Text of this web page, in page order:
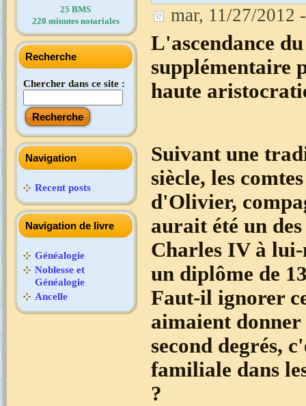
25 BMS
220 minutes notariales
Recherche
Chercher dans ce site :
Navigation
Recent posts
Navigation de livre
Généalogie
Noblesse et
Généalogie
Ancelle
mar, 11/27/2012
L'ascendance
supplémentaire
haute
Suivant une
siècle, les
d'Olivier,
aurait été un
Charles IV à
un diplôme de
Faut-il ignorer
aimaient donner
second degrés,
familiale dans
?